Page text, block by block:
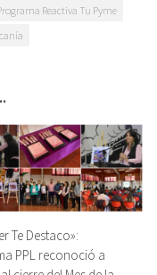
Reactiva Tu Pyme
Te Destaco»:
PPL reconoció a